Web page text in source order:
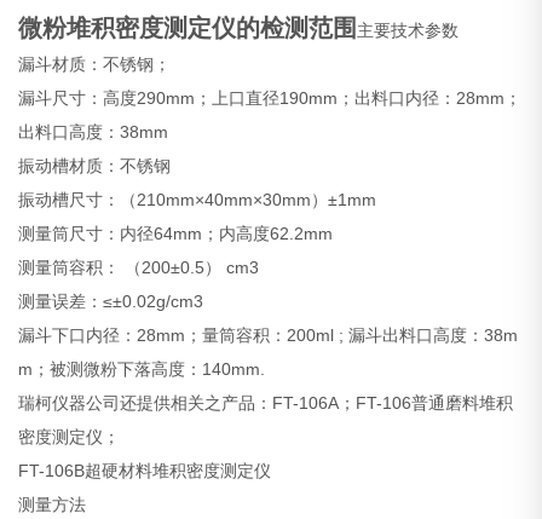
微粉堆积密度测定仪的检测范围 主要技术参数
漏斗材质：不锈钢；
漏斗尺寸：高度290mm；上口直径190mm；出料口内径：28mm；
出料口高度：38mm
振动槽材质：不锈钢
振动槽尺寸：（210mm×40mm×30mm）±1mm
测量筒尺寸：内径64mm；内高度62.2mm
测量筒容积： （200±0.5） cm3
测量误差：≤±0.02g/cm3
漏斗下口内径：28mm；量筒容积：200ml ; 漏斗出料口高度：38m
m；被测微粉下落高度：140mm.
瑞柯仪器公司还提供相关之产品：FT-106A；FT-106普通磨料堆积
密度测定仪；
FT-106B超硬材料堆积密度测定仪
测量方法